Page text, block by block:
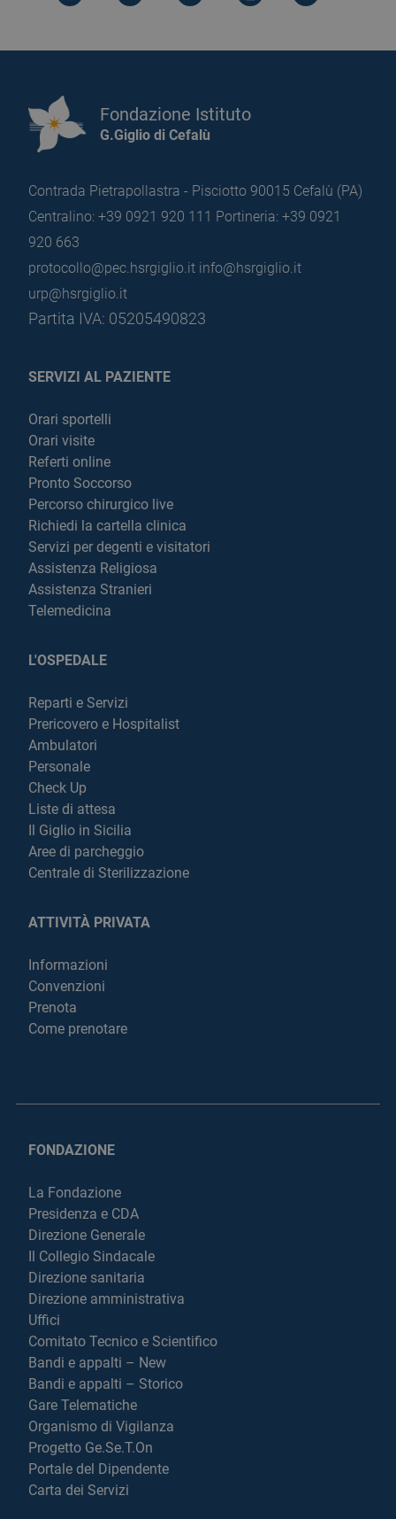
Fondazione Istituto
G.Giglio di Cefalù
Contrada Pietrapollastra - Pisciotto 90015 Cefalù (PA)
Centralino: +39 0921 920 111 Portineria: +39 0921
920 663
protocollo@pec.hsrgiglio.it info@hsrgiglio.it
urp@hsrgiglio.it
Partita IVA: 05205490823
SERVIZI AL PAZIENTE
Orari sportelli
Orari visite
Referti online
Pronto Soccorso
Percorso chirurgico live
Richiedi la cartella clinica
Servizi per degenti e visitatori
Assistenza Religiosa
Assistenza Stranieri
Telemedicina
L'OSPEDALE
Reparti e Servizi
Prericovero e Hospitalist
Ambulatori
Personale
Check Up
Liste di attesa
Il Giglio in Sicilia
Aree di parcheggio
Centrale di Sterilizzazione
ATTIVITÀ PRIVATA
Informazioni
Convenzioni
Prenota
Come prenotare
FONDAZIONE
La Fondazione
Presidenza e CDA
Direzione Generale
Il Collegio Sindacale
Direzione sanitaria
Direzione amministrativa
Uffici
Comitato Tecnico e Scientifico
Bandi e appalti – New
Bandi e appalti – Storico
Gare Telematiche
Organismo di Vigilanza
Progetto Ge.Se.T.On
Portale del Dipendente
Carta dei Servizi